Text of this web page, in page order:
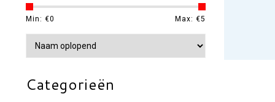
Min: €0 Max: €5
Categorieën